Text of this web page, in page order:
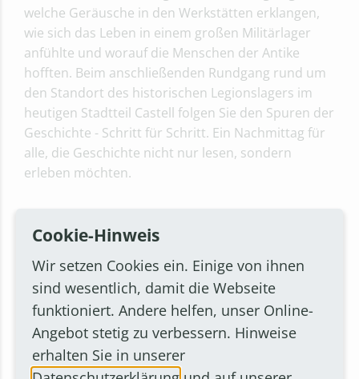
welche Geräusche in den Werkstätten erklangen,
wie sich das Leben in einem großen Militärlager
anfühlte und worauf die Menschen der Antike
hofften. Beim anschließenden Rundgang rund um
den Standort des historischen Legionslagers im
heutigen Stadtteil Castell folgen Sie den Spuren der
Geschichte - Schritt für Schritt. Ein Nachmittag für
alle, die Geschichte nicht nur lesen, sondern
erleben möchten.
Sa.. 25.07.26
14:00 - 16:00Uhr
NAME DES VERANSTALTERS
VHS Bornheim/Alfter
ADRESSE
53111 Bonn, Graurheindorfer Straße 10,
Cookie-Hinweis
Wir setzen Cookies ein. Einige von ihnen
sind wesentlich, damit die Webseite
funktioniert. Andere helfen, unser Online-
Angebot stetig zu verbessern. Hinweise
erhalten Sie in unserer